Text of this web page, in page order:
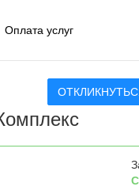
Оплата услуг